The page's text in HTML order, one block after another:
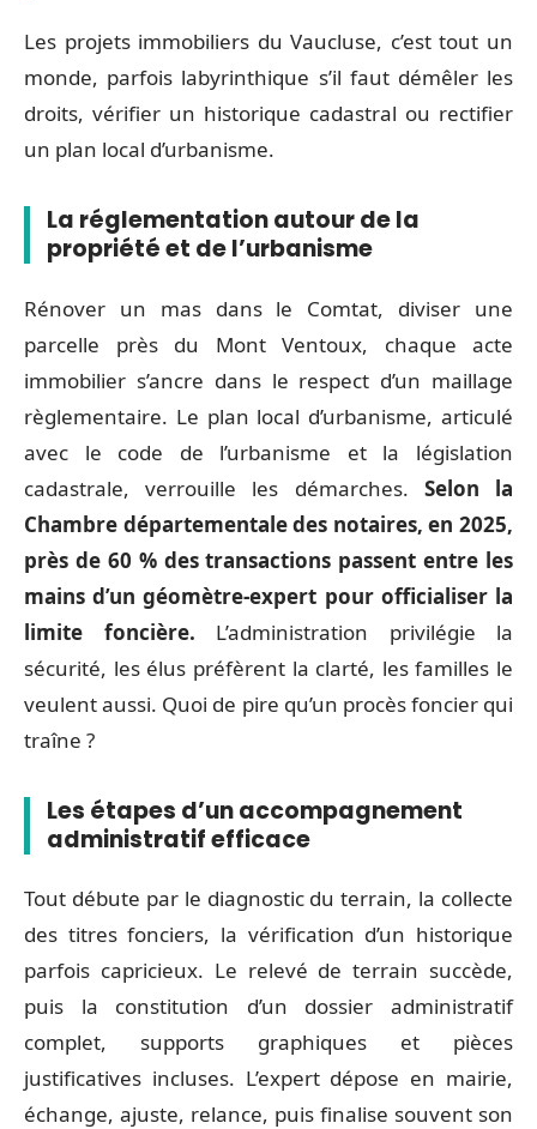
Les projets immobiliers du Vaucluse, c’est tout un
monde, parfois labyrinthique s’il faut démêler les
droits, vérifier un historique cadastral ou rectifier
un plan local d’urbanisme.
La réglementation autour de la
propriété et de l’urbanisme
Rénover un mas dans le Comtat, diviser une
parcelle près du Mont Ventoux, chaque acte
immobilier s’ancre dans le respect d’un maillage
règlementaire. Le plan local d’urbanisme, articulé
avec le code de l’urbanisme et la législation
cadastrale, verrouille les démarches. Selon la
Chambre départementale des notaires, en 2025,
près de 60 % des transactions passent entre les
mains d’un géomètre-expert pour officialiser la
limite foncière. L’administration privilégie la
sécurité, les élus préfèrent la clarté, les familles le
veulent aussi. Quoi de pire qu’un procès foncier qui
traîne ?
Les étapes d’un accompagnement
administratif efficace
Tout débute par le diagnostic du terrain, la collecte
des titres fonciers, la vérification d’un historique
parfois capricieux. Le relevé de terrain succède,
puis la constitution d’un dossier administratif
complet, supports graphiques et pièces
justificatives incluses. L’expert dépose en mairie,
échange, ajuste, relance, puis finalise souvent son